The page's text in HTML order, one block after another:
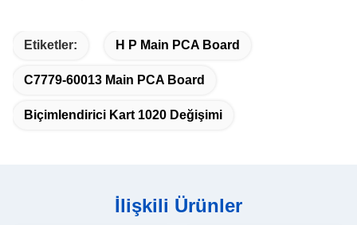
Etiketler: H P Main PCA Board
C7779-60013 Main PCA Board
Biçimlendirici Kart 1020 Değişimi
İlişkili Ürünler